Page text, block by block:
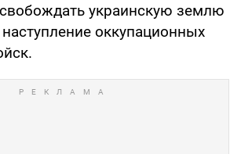
украинскую землю
оккупационных